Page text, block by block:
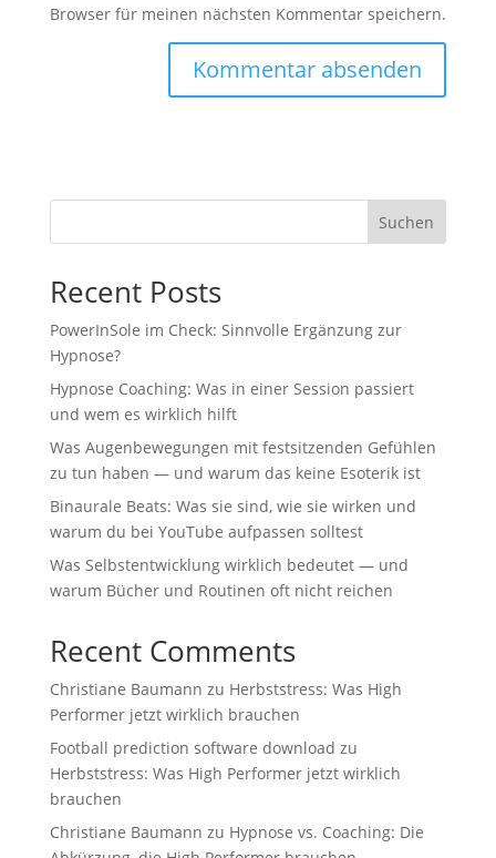
Browser für meinen nächsten Kommentar speichern.
Suchen
Recent Posts
PowerInSole im Check: Sinnvolle Ergänzung zur
Hypnose?
Hypnose Coaching: Was in einer Session passiert
und wem es wirklich hilft
Was Augenbewegungen mit festsitzenden Gefühlen
zu tun haben — und warum das keine Esoterik ist
Binaurale Beats: Was sie sind, wie sie wirken und
warum du bei YouTube aufpassen solltest
Was Selbstentwicklung wirklich bedeutet — und
warum Bücher und Routinen oft nicht reichen
Recent Comments
Christiane Baumann zu Herbststress: Was High
Performer jetzt wirklich brauchen
Football prediction software download zu
Herbststress: Was High Performer jetzt wirklich
brauchen
Christiane Baumann zu Hypnose vs. Coaching: Die